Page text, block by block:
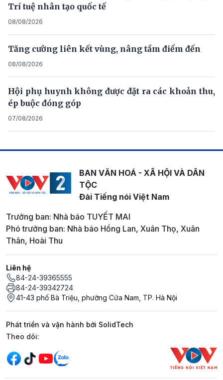
Trí tuệ nhân tạo quốc tế
08/08/2026
Tăng cường liên kết vùng, nâng tầm điểm đến
08/08/2026
Hội phụ huynh không được đặt ra các khoản thu,
ép buộc đóng góp
07/08/2026
BAN VĂN HOÁ - XÃ HỘI VÀ DÂN
TỘC
Đài Tiếng nói Việt Nam
Trưởng ban: Nhà báo TUYẾT MAI
Phó trưởng ban: Nhà báo Hồng Lan, Xuân Thọ, Xuân
Thân, Hoài Thu
Liên hệ
84-24-39365555
84-24-39342724
41-43 phố Bà Triệu, phường Cửa Nam, TP. Hà Nội
Phát triển và vận hành bởi SolidTech
Mạng xã hội
Theo dõi: